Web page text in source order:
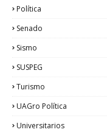
Política
Senado
Sismo
SUSPEG
Turismo
UAGro Política
Universitarios